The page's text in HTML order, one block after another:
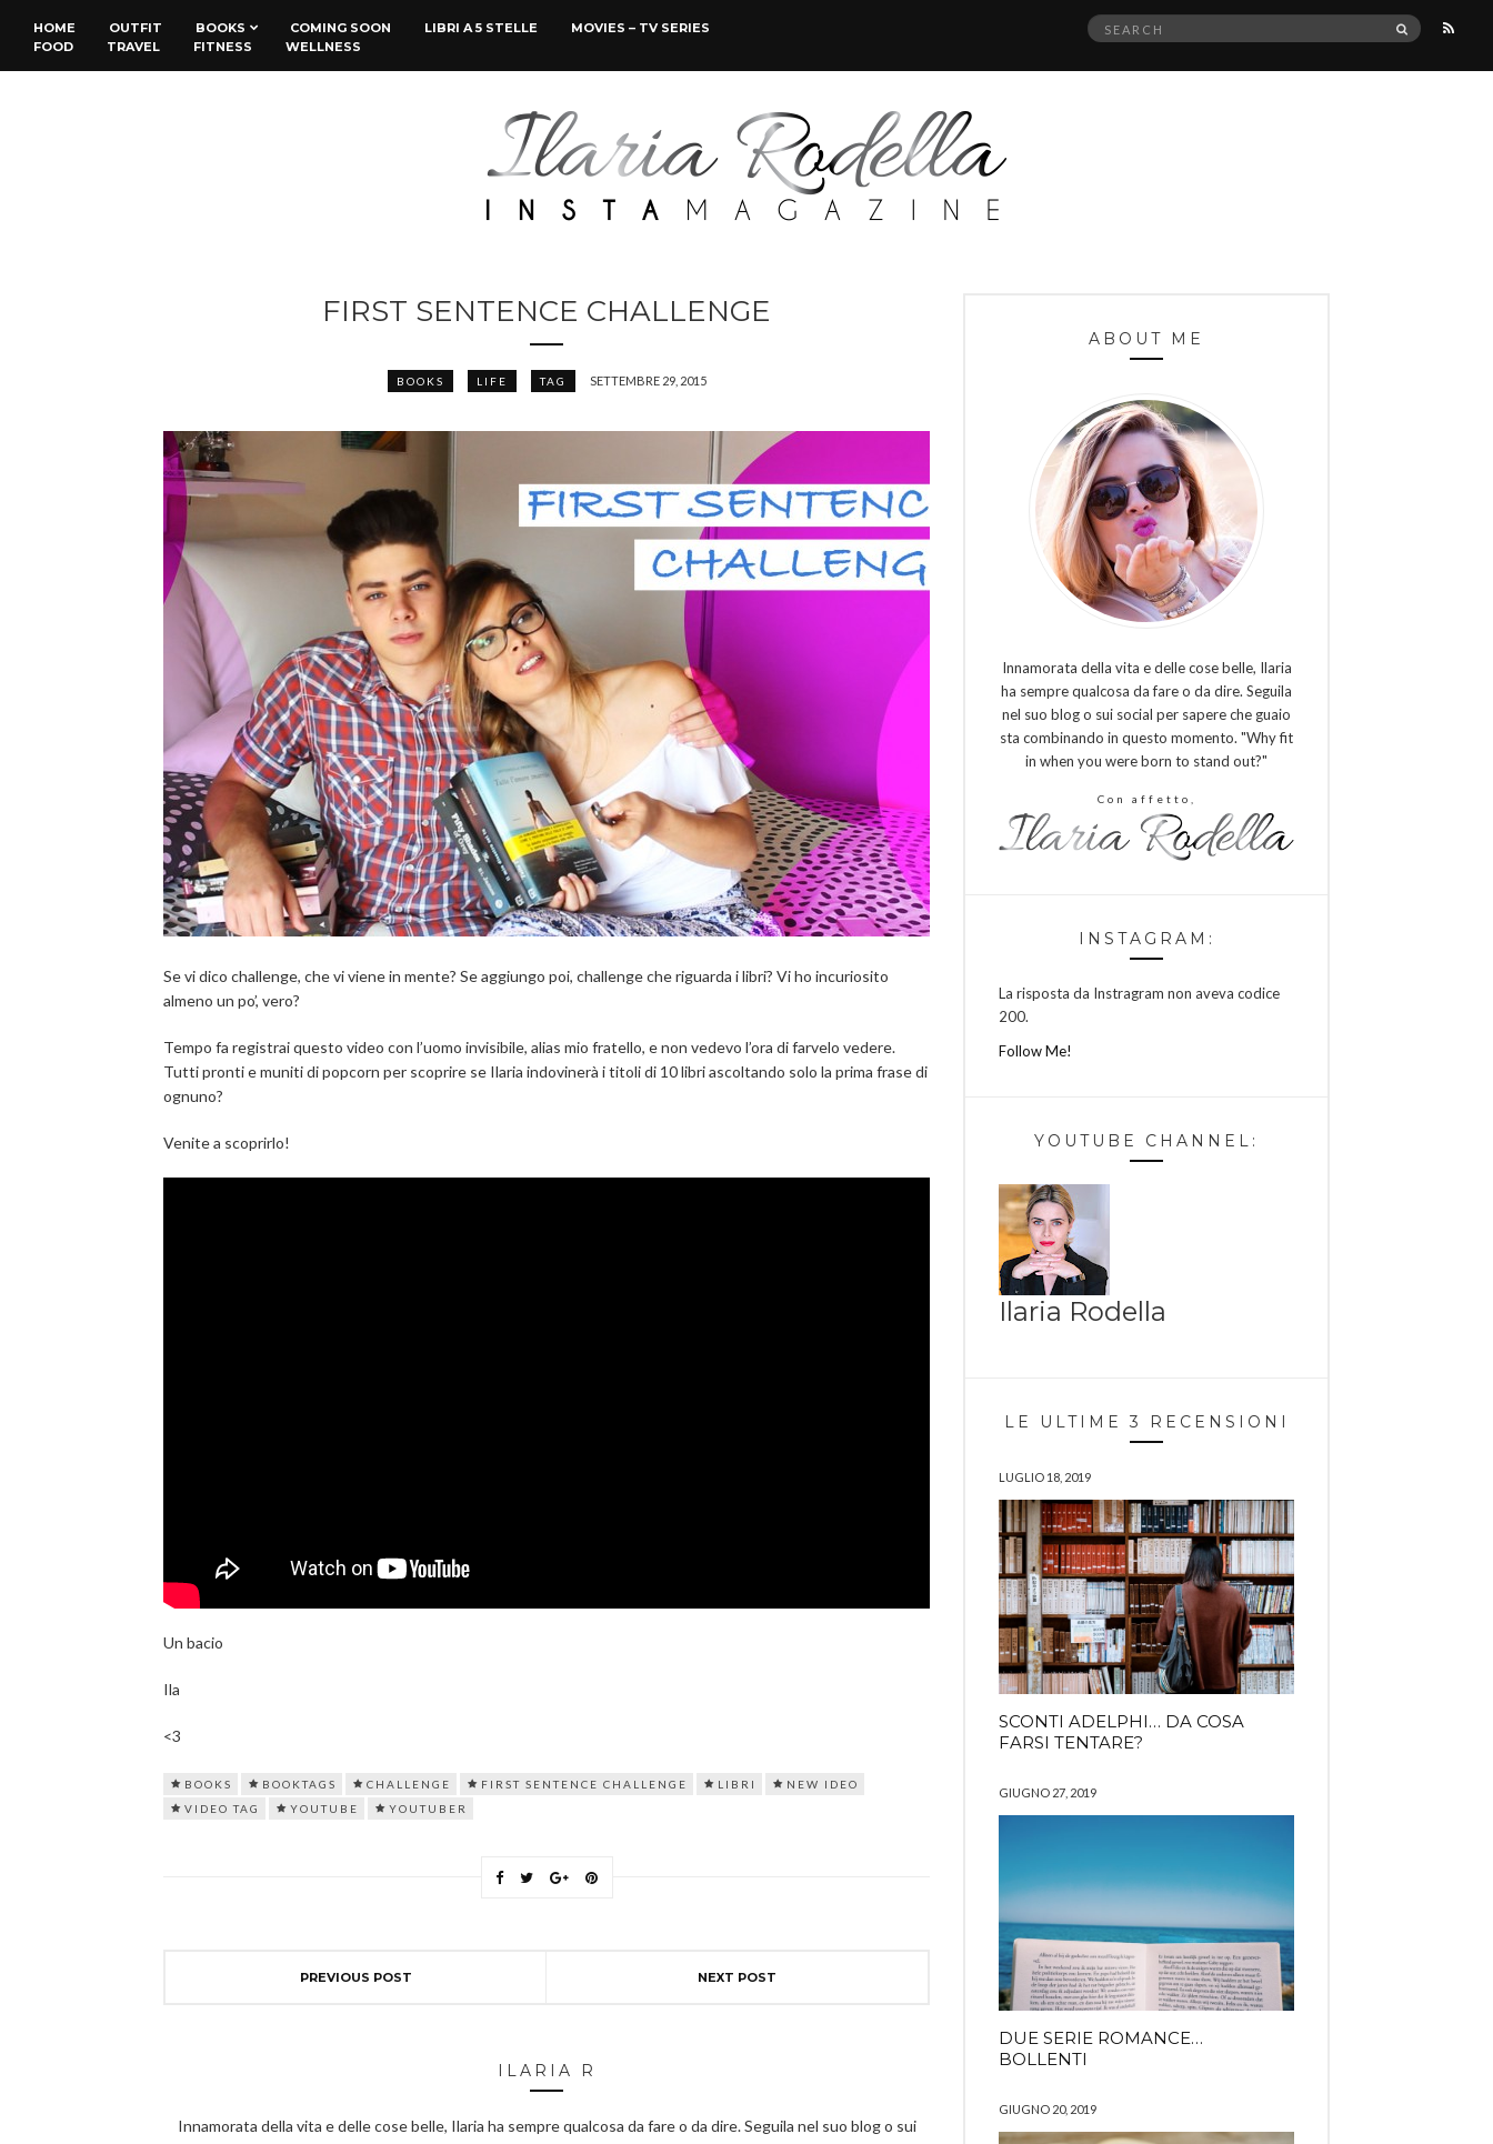
HOME OUTFIT BOOKS COMING SOON LIBRI A 5 STELLE
MOVIES – TV SERIES
FOOD
TRAVEL FITNESS WELLNESS
Search
SEARCH
FIRST SENTENCE CHALLENGE
BOOKS LIFE TAG SETTEMBRE 29, 2015
Se vi dico challenge, che vi viene in mente? Se aggiungo poi, challenge che riguarda i libri? Vi ho incuriosito
almeno un po’, vero?
Tempo fa registrai questo video con l’uomo invisibile, alias mio fratello, e non vedevo l’ora di farvelo vedere.
Tutti pronti e muniti di popcorn per scoprire se Ilaria indovinerà i titoli di 10 libri ascoltando solo la prima frase di
ognuno?
Venite a scoprirlo!
Un bacio
Ila
<3
BOOKS BOOKTAGS CHALLENGE FIRST SENTENCE CHALLENGE LIBRI
NEW IDEO
VIDEO TAG
YOUTUBE YOUTUBER
PREVIOUS POST NEXT POST
ILARIA R
Innamorata della vita e delle cose belle, Ilaria ha sempre qualcosa da fare o da dire. Seguila nel suo blog o sui
ABOUT ME
Innamorata della vita e delle cose belle, Ilaria
ha sempre qualcosa da fare o da dire. Seguila
nel suo blog o sui social per sapere che guaio
sta combinando in questo momento. "Why fit
in when you were born to stand out?"
Con affetto,
INSTAGRAM:
La risposta da Instragram non aveva codice
200.
Follow Me!
YOUTUBE CHANNEL:
Ilaria Rodella
LE ULTIME 3 RECENSIONI
LUGLIO 18, 2019
SCONTI ADELPHI… DA COSA
FARSI TENTARE?
GIUGNO 27, 2019
DUE SERIE ROMANCE…
BOLLENTI
GIUGNO 20, 2019